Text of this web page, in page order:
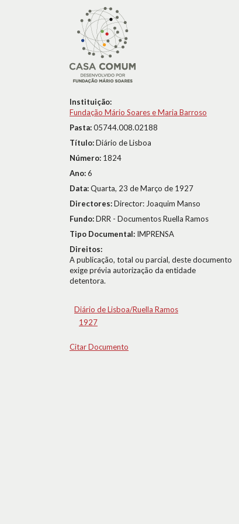
Instituição:
Fundação Mário Soares e Maria Barroso
Pasta:05744.008.02188
Título:Diário de Lisboa
Número: 1824
Ano:6
Data:Quarta, 23 de Março de 1927
Directores:Director: Joaquim Manso
Fundo:DRR - Documentos Ruella Ramos
Tipo Documental: IMPRENSA
Direitos:
A publicação, total ou parcial, deste documento
exige prévia autorização da entidade
detentora.
Diário de Lisboa/Ruella Ramos
1927
Citar Documento